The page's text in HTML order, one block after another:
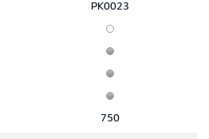
PK0023
750